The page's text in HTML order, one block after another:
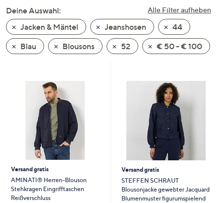
nach
unten
oder
wischen
Sie
diese
anzuzeigen.
Alle Filter aufheben
Deine Auswahl:
Jacken & Mäntel
Jeanshosen
44
Blau
Blousons 52 € 50 - € 100
Versand gratis
AMINATI® Herren-Blouson
Stehkragen Eingrifftaschen
Reißverschluss
Versand gratis
STEFFEN SCHRAUT
Blousonjacke gewebter Jacquard
Blumenmuster figurumspielend